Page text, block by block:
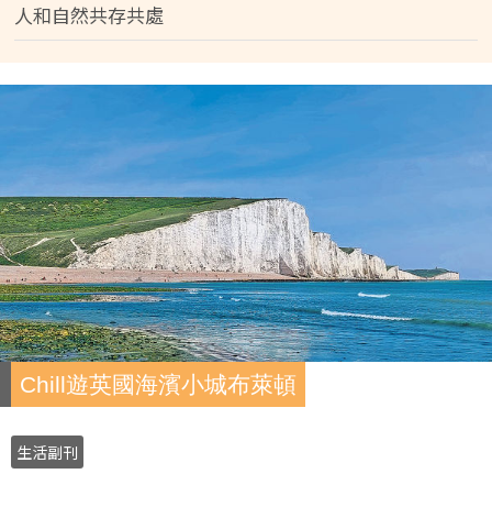
人和自然共存共處
Chill遊英國海濱小城布萊頓
生活副刊